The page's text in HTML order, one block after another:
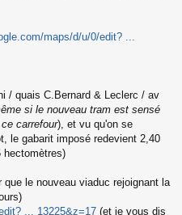
maps/d/u/0/edit? ...
/ quais C.Bernard & Leclerc / av
si le nouveau tram est sensé
carrefour), et vu qu'on se
le gabarit imposé redevient 2,40
hectomètres)
le nouveau viaduc rejoignant la
... 13225&z=17 (et je vous dis